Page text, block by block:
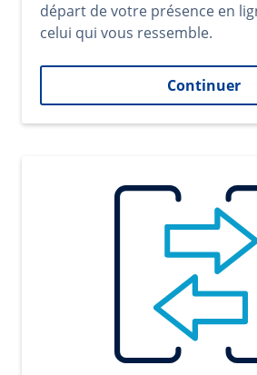
départ de votre présence en
celui qui vous ressemble.
Continuer